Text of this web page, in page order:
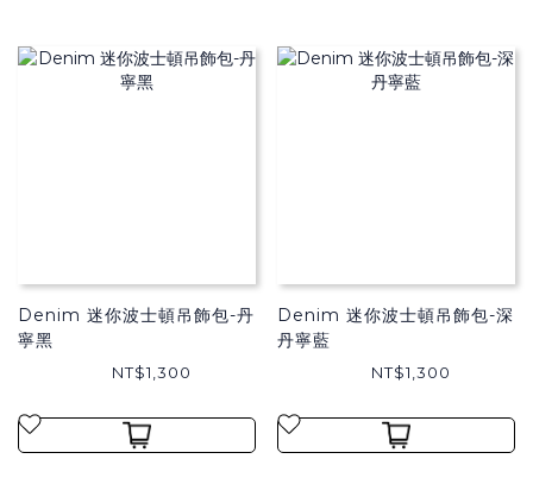
Denim 迷你波士頓吊飾包-丹
寧黑
NT$1,300
Denim 迷你波士頓吊飾包-深
丹寧藍
NT$1,300